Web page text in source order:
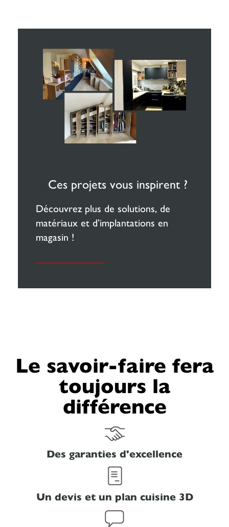
Ces projets vous inspirent ?
Découvrez plus de solutions, de
matériaux et d’implantations en
magasin !
Le savoir-faire fera
toujours la
différence
Des garanties d'excellence
Un devis et un plan cuisine 3D